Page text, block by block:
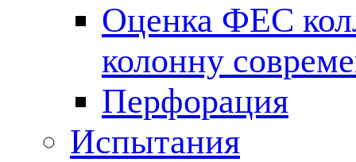
Оценка ФЕС
колонну
Перфорация
Испытания